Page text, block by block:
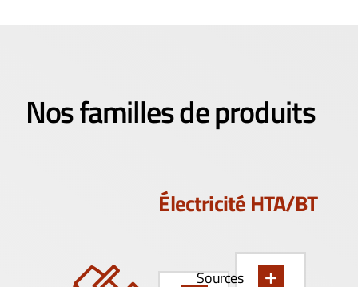
Nos familles de produits
Électricité HTA/BT
Sources